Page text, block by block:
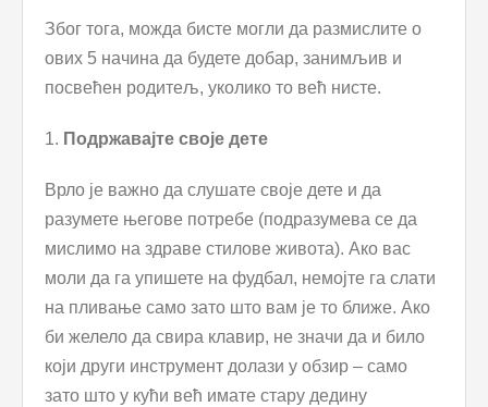
Због тога, можда бисте могли да размислите о
ових 5 начина да будете добар, занимљив и
посвећен родитељ, уколико то већ нисте.
1. Подржавајте своје дете
Врло је важно да слушате своје дете и да
разумете његове потребе (подразумева се да
мислимо на здраве стилове живота). Ако вас
моли да га упишете на фудбал, немојте га слати
на пливање само зато што вам је то ближе. Ако
би желело да свира клавир, не значи да и било
који други инструмент долази у обзир – само
зато што у кући већ имате стару дедину